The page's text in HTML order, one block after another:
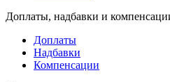
Доплаты, надбавки и
Доплаты
Надбавки
Компенсации